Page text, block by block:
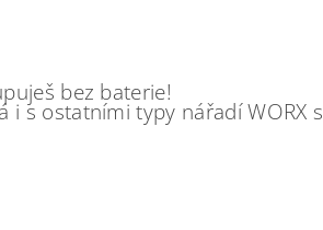
bez baterie!
i s ostatními typy nářadí WORX s